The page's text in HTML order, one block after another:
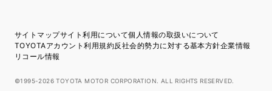
サイトマップサイト利用について個人情報の取扱いについて
TOYOTAアカウント利用規約反社会的勢力に対する基本方針企業情報
リコール情報
©1995-2026 TOYOTA MOTOR CORPORATION. ALL RIGHTS RESERVED.